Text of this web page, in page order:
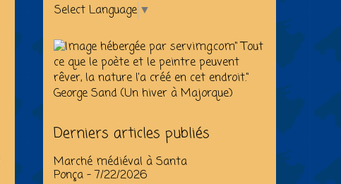
Select Language ▼
" Tout
ce que le poète et le peintre peuvent
rêver, la nature l'a créé en cet endroit."
George Sand (Un hiver à Majorque)
Derniers articles publiés
Marché médiéval à Santa
Ponça - 7/22/2026